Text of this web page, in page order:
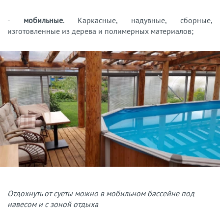
- мобильные. Каркасные, надувные, сборные,
изготовленные из дерева и полимерных материалов;
Отдохнуть от суеты можно в мобильном бассейне под
навесом и с зоной отдыха